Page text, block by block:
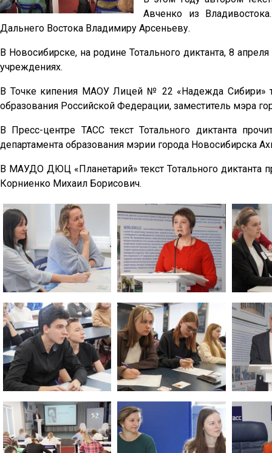
Авченко из
Дальнего Востока Владимиру Арсеньеву.
В Новосибирске, на родине Тотального диктанта, 8
учреждениях.
В Точке кипения МАОУ Лицей № 22 «Надежда Сибири»
образования Российской Федерации, заместитель мэра
В Пресс-центре ТАСС текст Тотального диктанта
департамента образования мэрии города Новосибирска
В МАУДО ДЮЦ «Планетарий» текст Тотального диктанта
Корниенко Михаил Борисович.